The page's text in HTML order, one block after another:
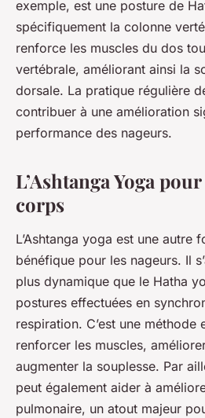
exemple, est une posture de
spécifiquement la colonne
renforce les muscles du dos
vertébrale, améliorant ainsi la
dorsale. La pratique régulière
contribuer à une amélioration
performance des nageurs.
L’Ashtanga Yoga
corps
L’Ashtanga yoga est une autre
bénéfique pour les nageurs. Il
plus dynamique que le Hatha
postures effectuées en
respiration. C’est une méthode
renforcer les muscles,
augmenter la souplesse. Par
peut également aider à
pulmonaire, un atout majeur